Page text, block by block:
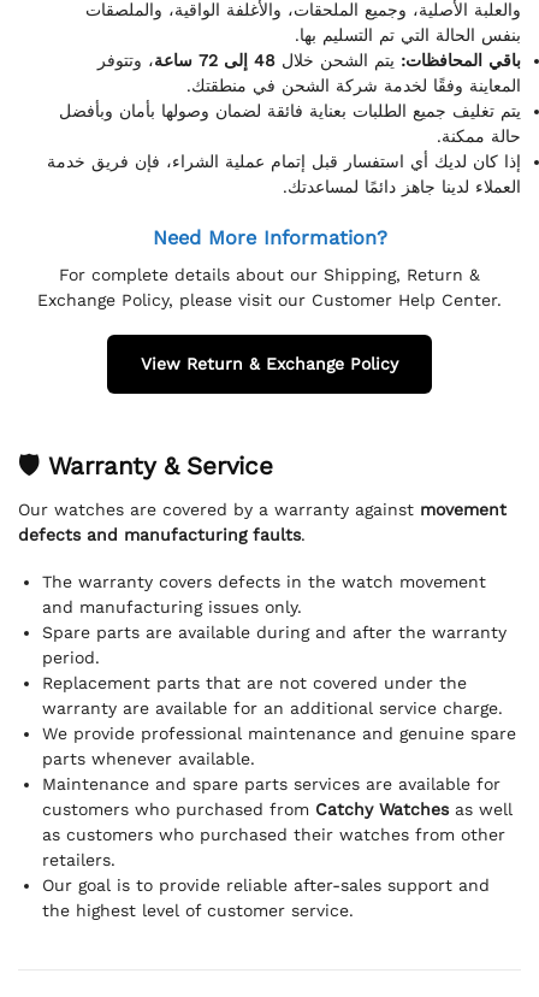
والعلبة الأصلية، وجميع الملحقات، والأغلفة الواقية، والملصقات
بنفس الحالة التي تم التسليم بها.
باقي المحافظات: يتم الشحن خلال 48 إلى 72 ساعة
، وتتوفر
المعاينة وفقًا لخدمة شركة الشحن في منطقتك.
يتم تغليف جميع الطلبات بعناية فائقة لضمان وصولها بأمان وبأفضل
حالة ممكنة.
إذا كان لديك أي استفسار قبل إتمام عملية الشراء، فإن فريق خدمة
العملاء لدينا جاهز دائمًا لمساعدتك.
Need More Information?
For complete details about our Shipping, Return &
Exchange Policy, please visit our Customer Help Center.
View Return & Exchange Policy
🛡 Warranty & Service
Our watches are covered by a warranty against movement
defects and manufacturing faults.
The warranty covers defects in the watch movement
and manufacturing issues only.
Spare parts are available during and after the warranty
period.
Replacement parts that are not covered under the
warranty are available for an additional service charge.
We provide professional maintenance and genuine spare
parts whenever available.
Maintenance and spare parts services are available for
customers who purchased from Catchy Watchesas well
as customers who purchased their watches from other
retailers.
Our goal is to provide reliable after-sales support and
the highest level of customer service.